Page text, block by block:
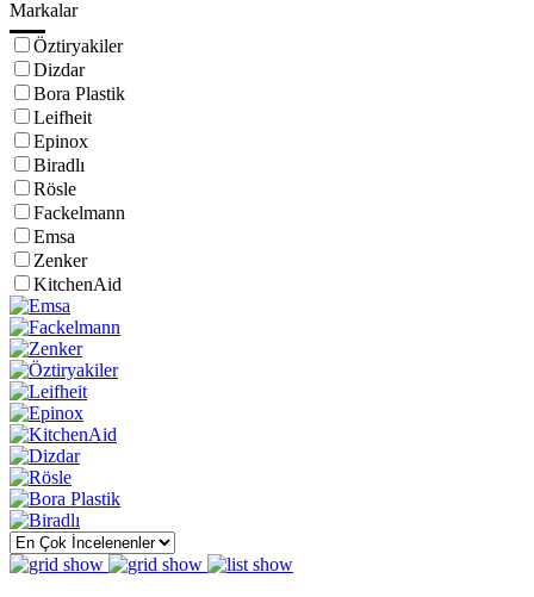
Markalar
Öztiryakiler
Dizdar
Bora Plastik
Leifheit
Epinox
Biradlı
Rösle
Fackelmann
Emsa
Zenker
KitchenAid